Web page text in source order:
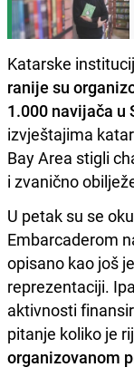
Katarske
ranije su
1.000 navijača u
izvještajima
Bay Area stigli
i zvanično
U petak su se
Embarcaderom
opisano kao još
reprezentaciji.
aktivnosti
pitanje koliko je
organizovanom